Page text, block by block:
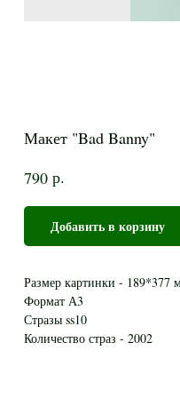
Макет "Bad Banny"
790 р.
Добавить в корзину
Размер картинки - 189*377
Формат А3
Стразы ss10
Количество страз - 2002